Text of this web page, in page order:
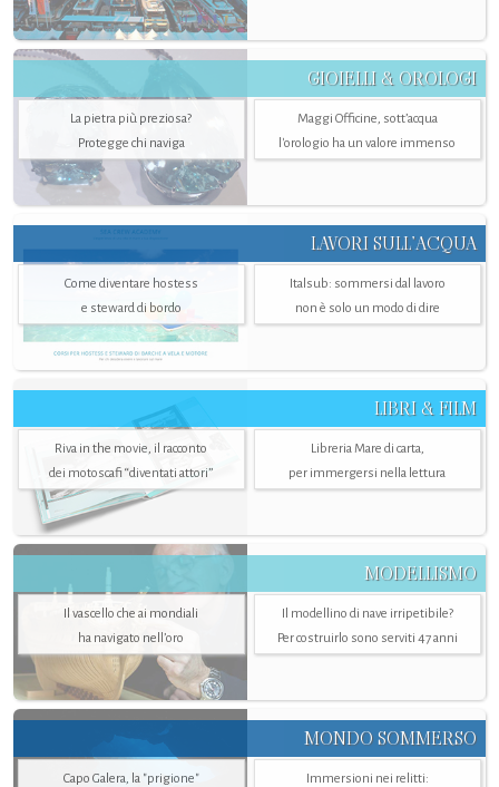
GIOIELLI & OROLOGI
La pietra più preziosa?
Protegge chi naviga
Maggi Officine, sott’acqua
l'orologio ha un valore immenso
LAVORI SULL’ACQUA
Come diventare hostess
e steward di bordo
Italsub: sommersi dal lavoro
non è solo un modo di dire
LIBRI & FILM
Riva in the movie, il racconto
dei motoscafi “diventati attori”
Libreria Mare di carta,
per immergersi nella lettura
MODELLISMO
Il vascello che ai mondiali
ha navigato nell’oro
Il modellino di nave irripetibile?
Per costruirlo sono serviti 47 anni
MONDO SOMMERSO
Capo Galera, la "prigione"
Immersioni nei relitti: